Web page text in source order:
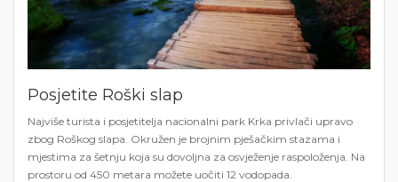
Posjetite Roški slap
Najviše turista i posjetitelja nacionalni park Krka privlači upravo
zbog Roškog slapa. Okružen je brojnim pješačkim stazama i
mjestima za šetnju koja su dovoljna za osvježenje raspoloženja. Na
prostoru od 450 metara možete uočiti 12 vodopada.